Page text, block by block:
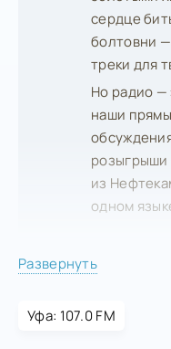
сердце
болтовни
треки для
Но радио —
наши
розыгрыши
из
одном
Развернуть
Уфа: 107.0 FM